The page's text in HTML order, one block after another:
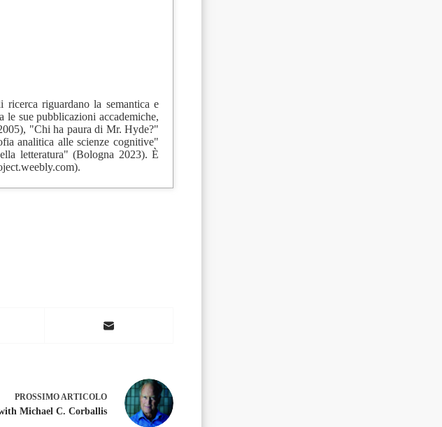
riguardano la semantica e
sue pubblicazioni accademiche,
"Chi ha paura di Mr. Hyde?"
analitica alle scienze cognitive"
letteratura" (Bologna 2023). È
PROSSIMO ARTICOLO
Michael C. Corballis